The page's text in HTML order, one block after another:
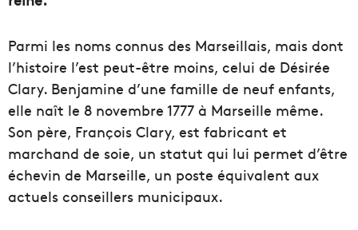
Parmi les noms connus des Marseillais, mais dont
l’histoire l’est peut-être moins, celui de Désirée
Clary. Benjamine d’une famille de neuf enfants,
elle naît le 8 novembre 1777 à Marseille même.
Son père, François Clary, est fabricant et
marchand de soie, un statut qui lui permet d’être
échevin de Marseille, un poste équivalent aux
actuels conseillers municipaux.